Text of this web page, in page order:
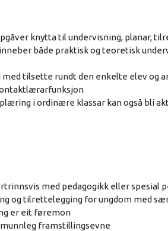
knytta til undervisning, planar,
både praktisk og teoretisk
tilsette rundt den enkelte elev og
i ordinære klassar kan også bli
med pedagogikk eller spesial
og tilrettelegging for ungdom med
er eit føremon
framstillingsevne